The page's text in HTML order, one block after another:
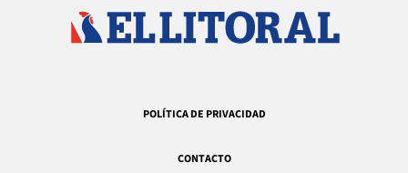
POLÍTICA DE PRIVACIDAD
CONTACTO